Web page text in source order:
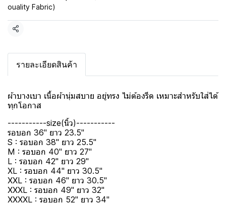
ouality Fabric)
Share
รายละเอียดสินค้า
ผ้าบางเบา เนื้อผ้านุ่มสบาย อยู่ทรง ไม่ต้องรีด เหมาะสำหรับใส่ได้
ทุกโอกาส
-----------size(นิ้ว)-----------
รอบอก 36" ยาว 23.5"
S : รอบอก 38" ยาว 25.5"
M : รอบอก 40" ยาว 27"
L : รอบอก 42" ยาว 29"
XL : รอบอก 44" ยาว 30.5"
XXL : รอบอก 46" ยาว 30.5"
XXXL : รอบอก 49" ยาว 32"
XXXXL : รอบอก 52" ยาว 34"